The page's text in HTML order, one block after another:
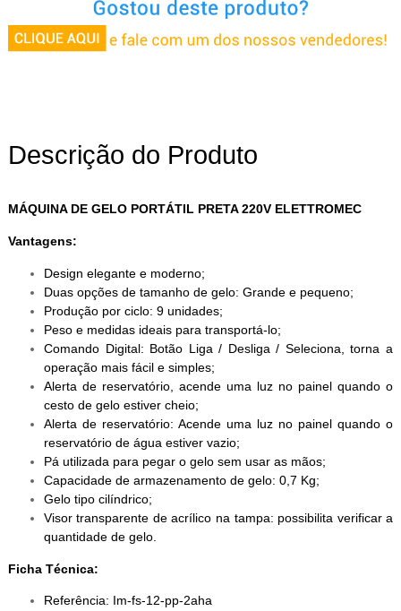
Descrição do Produto
MÁQUINA DE GELO PORTÁTIL PRETA 220V ELETTROMEC
Vantagens:
Design elegante e moderno;
Duas opções de tamanho de gelo: Grande e pequeno;
Produção por ciclo: 9 unidades;
Peso e medidas ideais para transportá-lo;
Comando Digital: Botão Liga / Desliga / Seleciona, torna a
operação mais fácil e simples;
Alerta de reservatório, acende uma luz no painel quando o
cesto de gelo estiver cheio;
Alerta de reservatório: Acende uma luz no painel quando o
reservatório de água estiver vazio;
Pá utilizada para pegar o gelo sem usar as mãos;
Capacidade de armazenamento de gelo: 0,7 Kg;
Gelo tipo cilíndrico;
Visor transparente de acrílico na tampa: possibilita verificar a
quantidade de gelo.
Ficha Técnica:
Referência: Im-fs-12-pp-2aha